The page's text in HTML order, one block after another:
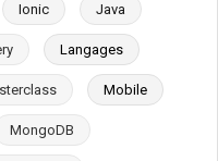
Ionic Java
Langages
Mobile
MongoDB